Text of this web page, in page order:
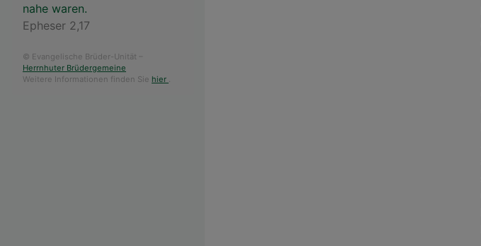
nahe waren.
Epheser 2,17
© Evangelische Brüder-Unität –
Herrnhuter Brüdergemeine
Weitere Informationen finden Sie hier .